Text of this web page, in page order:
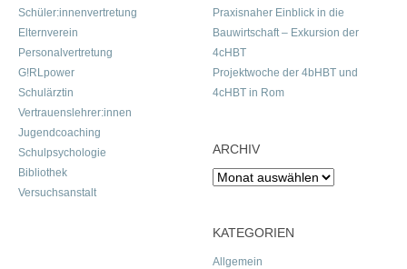
Schüler:innenvertretung
Elternverein
Personalvertretung
G!RLpower
Schulärztin
Vertrauenslehrer:innen
Jugendcoaching
Schulpsychologie
Bibliothek
Versuchsanstalt
Praxisnaher Einblick in die
Bauwirtschaft – Exkursion der
4cHBT
Projektwoche der 4bHBT und
4cHBT in Rom
ARCHIV
Archiv
KATEGORIEN
Allgemein